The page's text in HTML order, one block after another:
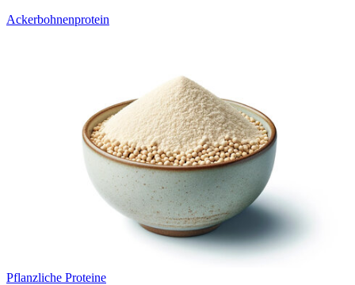
Ackerbohnenprotein
Pflanzliche Proteine